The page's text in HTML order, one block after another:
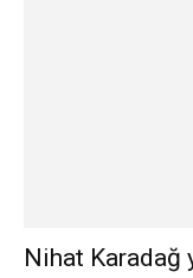
Nihat Karadağ